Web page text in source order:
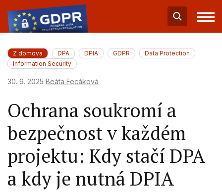
Z domova DPA DPIA GDPR
Data Protection
Information Security
30. 9. 2025 Beáta Fecáková
Ochrana soukromí a
bezpečnost v každém
projektu: Kdy stačí DPA
a kdy je nutná DPIA